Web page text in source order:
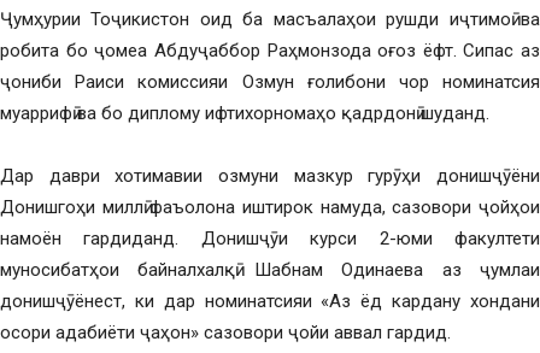
Ҷумҳурии Тоҷикистон оид ба масъалаҳои рушди иҷтимоӣ ва
робита бо ҷомеа Абдуҷаббор Раҳмонзода оғоз ёфт. Сипас аз
ҷониби Раиси комиссияи Озмун ғолибони чор номинатсия
муаррифӣ ва бо диплому ифтихорномаҳо қадрдонӣ шуданд.
Дар даври хотимавии озмуни мазкур гурӯҳи донишҷӯёни
Донишгоҳи миллӣ фаъолона иштирок намуда, сазовори ҷойҳои
намоён гардиданд. Донишҷӯи курси 2-юми факултети
муносибатҳои байналхалқӣ Шабнам Одинаева аз ҷумлаи
донишҷӯёнест, ки дар номинатсияи «Аз ёд кардану хондани
осори адабиёти ҷаҳон» сазовори ҷойи аввал гардид.